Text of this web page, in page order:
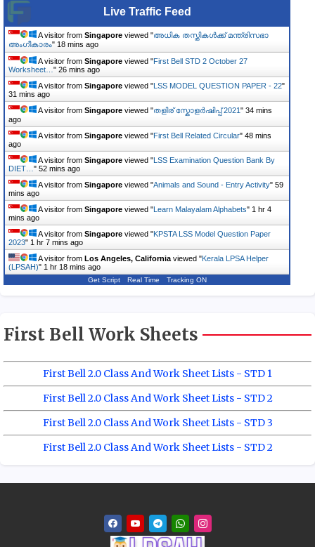
Live Traffic Feed
A visitor from Singapore viewed "അധിക തസ്തികൾക്ക് മന്ത്രിസഭാ
അംഗീകാരം" 18 mins ago
A visitor from Singapore viewed "First Bell STD 2 October 27
Worksheet… " 26 mins ago
A visitor from Singapore viewed " LSS MODEL QUESTION PAPER - 22"
31 mins ago
A visitor from Singapore viewed "തളിര് സ്കോളർഷിപ്പ് 2021 " 34 mins
ago
A visitor from Singapore viewed "First Bell Related Circular" 48 mins
ago
A visitor from Singapore viewed " LSS Examination Question Bank By
DIET… " 52 mins ago
A visitor from Singapore viewed "Animals and Sound - Entry Activity" 59
mins ago
A visitor from Singapore viewed " Learn Malayalam Alphabets" 1 hr 4
mins ago
A visitor from Singapore viewed "KPSTA LSS Model Question Paper
2023" 1 hr 7 mins ago
A visitor from Los Angeles, California viewed "Kerala LPSA Helper
(LPSAH)" 1 hr 18 mins ago
Get Script Real Time Tracking ON
First Bell Work Sheets
First Bell 2.0 Class And Work Sheet Lists - STD 1
First Bell 2.0 Class And Work Sheet Lists - STD 2
First Bell 2.0 Class And Work Sheet Lists - STD 3
First Bell 2.0 Class And Work Sheet Lists - STD 2